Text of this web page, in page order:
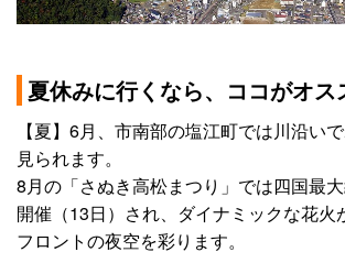
夏休みに行くなら、ココがオス
【夏】6月、市南部の塩江町では川沿い
見られます。
8月の「さぬき高松まつり」では四国最
開催（13日）され、ダイナミックな花火
フロントの夜空を彩ります。